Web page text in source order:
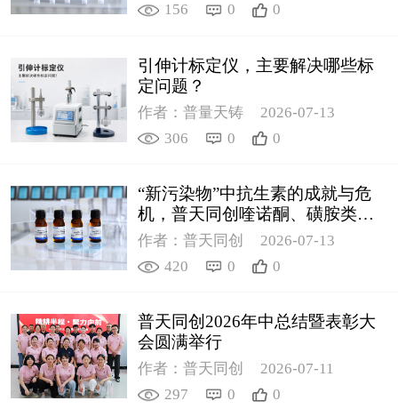
156
0 0
引伸计标定仪，主要解决哪些标
定问题？
作者：普量天铸
2026-07-13
306
0 0
“新污染物”中抗生素的成就与危
机，普天同创喹诺酮、磺胺类质
控新品筑牢环境安全防线
作者：普天同创
2026-07-13
420
0 0
普天同创2026年中总结暨表彰大
会圆满举行
作者：普天同创
2026-07-11
297
0 0